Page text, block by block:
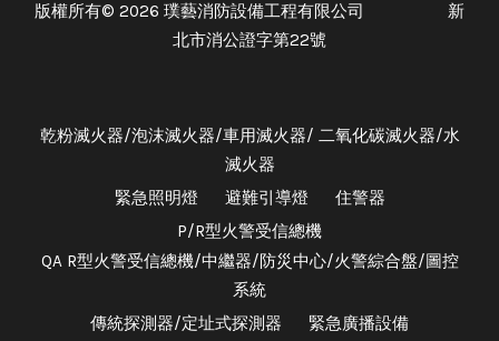
版權所有© 2026 璞藝消防設備工程有限公司 新
北市消公證字第22號
乾粉滅火器/泡沫滅火器/車用滅火器/ 二氧化碳滅火器/水
滅火器
緊急照明燈
避難引導燈
住警器
P/R型火警受信總機
QA R型火警受信總機/中繼器/防災中心/火警綜合盤/圖控
系統
傳統探測器/定址式探測器
緊急廣播設備